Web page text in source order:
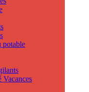
potable